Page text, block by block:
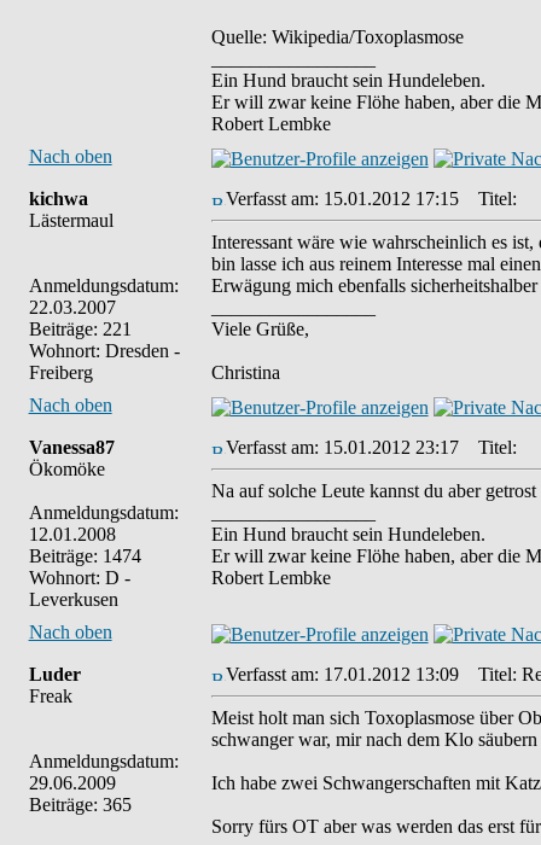
Quelle: Wikipedia/Toxoplasmose
Ein Hund braucht sein Hundeleben.
Er will zwar keine Flöhe haben, aber die
Robert Lembke
Nach oben
kichwa
Lästermaul
Anmeldungsdatum:
22.03.2007
Beiträge: 221
Wohnort: Dresden -
Freiberg
Verfasst am: 15.01.2012 17:15 Titel:
Interessant wäre wie wahrscheinlich es
bin lasse ich aus reinem Interesse mal
Erwägung mich ebenfalls
Viele Grüße,
Christina
Nach oben
Vanessa87
Ökomöke
Anmeldungsdatum:
12.01.2008
Beiträge: 1474
Wohnort: D -
Leverkusen
Verfasst am: 15.01.2012 23:17 Titel:
Na auf solche Leute kannst du aber
Ein Hund braucht sein Hundeleben.
Er will zwar keine Flöhe haben, aber die
Robert Lembke
Nach oben
Luder
Freak
Anmeldungsdatum:
29.06.2009
Beiträge: 365
Verfasst am: 17.01.2012 13:09 Titel:
Meist holt man sich Toxoplasmose über
schwanger war, mir nach dem Klo
Ich habe zwei Schwangerschaften mit
Sorry fürs OT aber was werden das erst